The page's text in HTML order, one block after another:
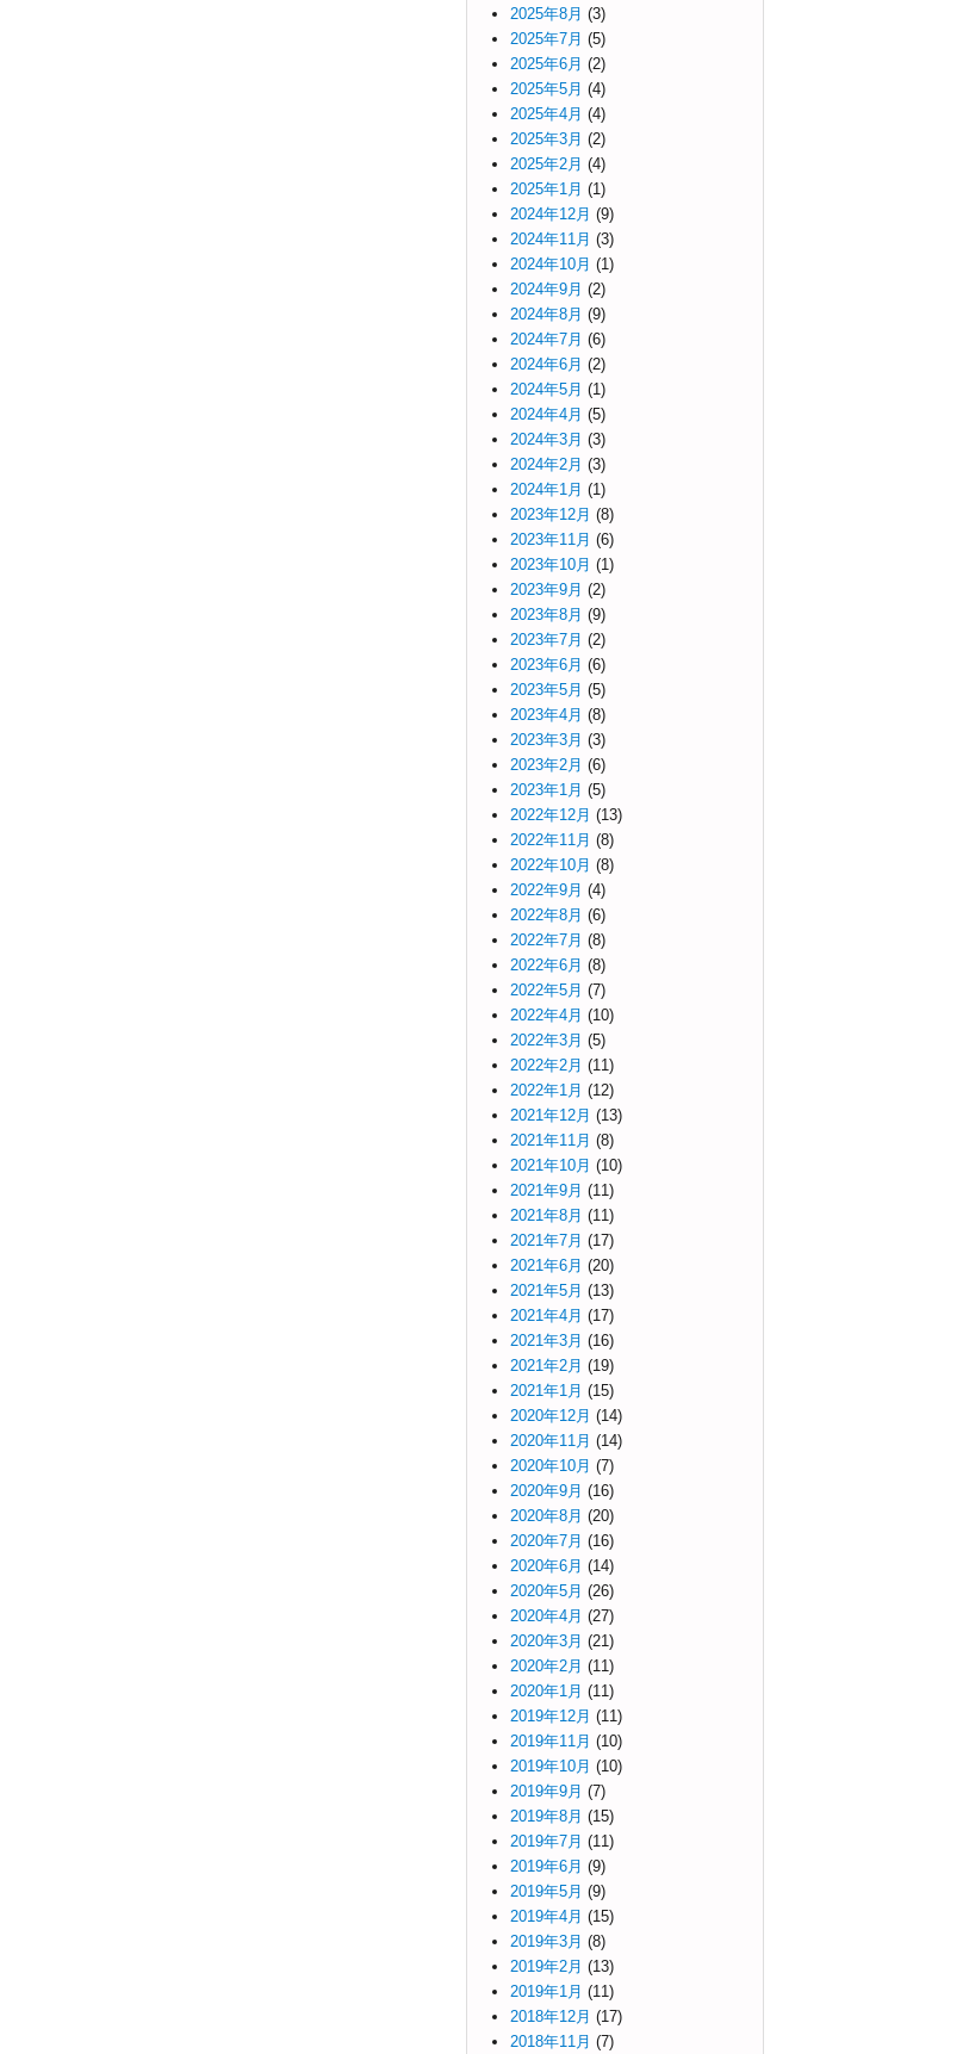
2025年8月 (3)
2025年7月 (5)
2025年6月 (2)
2025年5月 (4)
2025年4月 (4)
2025年3月 (2)
2025年2月 (4)
2025年1月 (1)
2024年12月 (9)
2024年11月 (3)
2024年10月 (1)
2024年9月 (2)
2024年8月 (9)
2024年7月 (6)
2024年6月 (2)
2024年5月 (1)
2024年4月 (5)
2024年3月 (3)
2024年2月 (3)
2024年1月 (1)
2023年12月 (8)
2023年11月 (6)
2023年10月 (1)
2023年9月 (2)
2023年8月 (9)
2023年7月 (2)
2023年6月 (6)
2023年5月 (5)
2023年4月 (8)
2023年3月 (3)
2023年2月 (6)
2023年1月 (5)
2022年12月 (13)
2022年11月 (8)
2022年10月 (8)
2022年9月 (4)
2022年8月 (6)
2022年7月 (8)
2022年6月 (8)
2022年5月 (7)
2022年4月 (10)
2022年3月 (5)
2022年2月 (11)
2022年1月 (12)
2021年12月 (13)
2021年11月 (8)
2021年10月 (10)
2021年9月 (11)
2021年8月 (11)
2021年7月 (17)
2021年6月 (20)
2021年5月 (13)
2021年4月 (17)
2021年3月 (16)
2021年2月 (19)
2021年1月 (15)
2020年12月 (14)
2020年11月 (14)
2020年10月 (7)
2020年9月 (16)
2020年8月 (20)
2020年7月 (16)
2020年6月 (14)
2020年5月 (26)
2020年4月 (27)
2020年3月 (21)
2020年2月 (11)
2020年1月 (11)
2019年12月 (11)
2019年11月 (10)
2019年10月 (10)
2019年9月 (7)
2019年8月 (15)
2019年7月 (11)
2019年6月 (9)
2019年5月 (9)
2019年4月 (15)
2019年3月 (8)
2019年2月 (13)
2019年1月 (11)
2018年12月 (17)
2018年11月 (7)